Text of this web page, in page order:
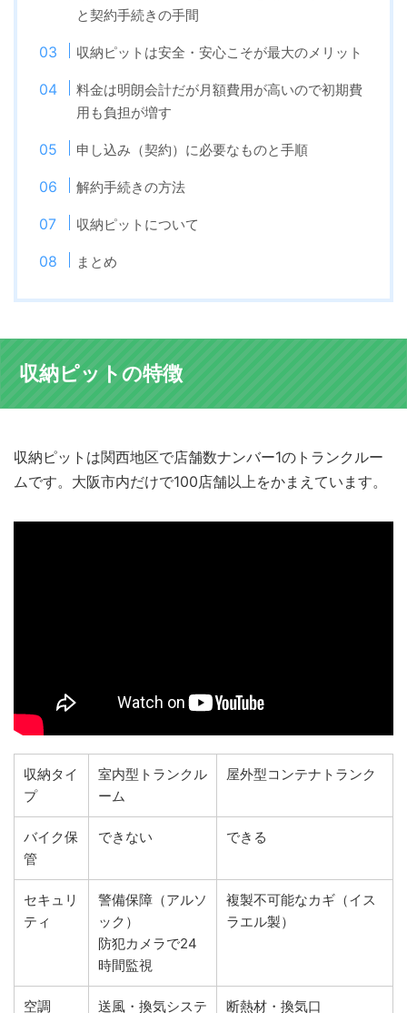
と契約手続きの手間
収納ピットは安全・安心こそが最大のメリット
料金は明朗会計だが月額費用が高いので初期費
用も負担が増す
申し込み（契約）に必要なものと手順
解約手続きの方法
収納ピットについて
まとめ
収納ピットの特徴
収納ピットは関西地区で店舗数ナンバー1のトランクルー
ムです。大阪市内だけで100店舗以上をかまえています。
収納タイ
プ
室内型トランクル
ーム
屋外型コンテナトランク
バイク保
管
できない できる
セキュリ
ティ
警備保障（アルソ
ック）
防犯カメラで24
時間監視
複製不可能なカギ（イス
ラエル製）
空調
送風・換気システ
断熱材・換気口